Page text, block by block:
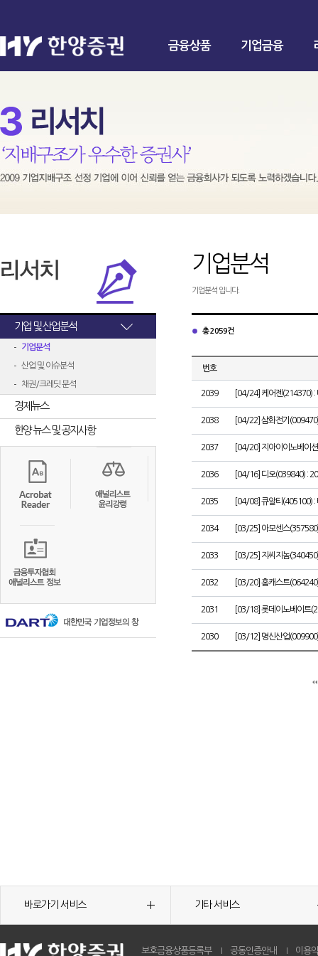
금융상품 기업금융
기업 및 산업분석
기업분석
산업 및 이슈분석
채권/크레딧 분석
경제뉴스
한양 뉴스 및 공지사항
기업분석
기업분석 입니다.
총 2059건
번호
2039 [04/24] 케어젠(214370) :
2038 [04/22] 삼화전기
2037 [04/20] 지아이이노베이
2036 [04/16] 디오(039840) :
2035 [04/08] 큐알티(405100) :
2034 [03/25] 아모센스
2033 [03/25] 지씨지놈
2032 [03/20] 홈캐스트
2031 [03/18] 롯데이노베이트
2030 [03/12] 명신산업
바로가기 서비스 기타 서비스
보호금융상품등록부 공동인증안내 이용